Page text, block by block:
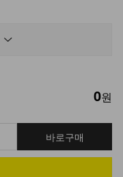
0원
바로구매